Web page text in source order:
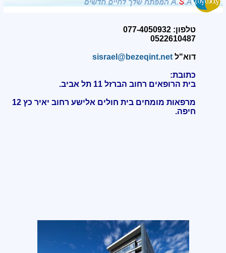
טלפון: 077-4050932
0522610487
דוא"לsisrael@bezeqint.net
כתובת:
בית הרופאים רחוב הברזל 11 תל אביב.
מרפאות מומחים בית חולים אלישע רחוב יאיר כץ 12
חיפה.